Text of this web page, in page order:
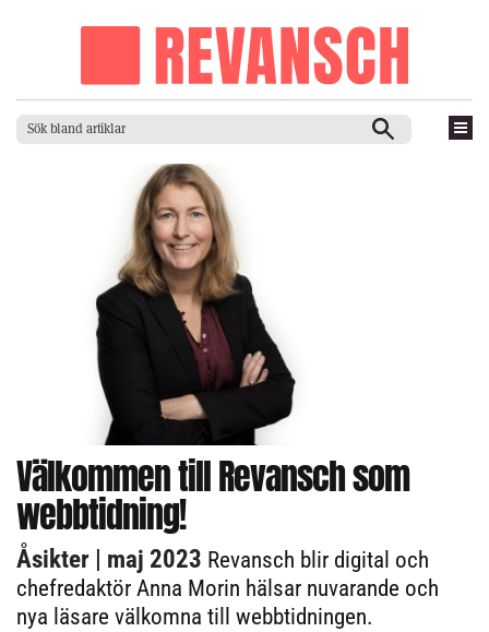
Välkommen till Revansch som
webbtidning!
Åsikter | maj 2023 Revansch blir digital och
chefredaktör Anna Morin hälsar nuvarande och
nya läsare välkomna till webbtidningen.